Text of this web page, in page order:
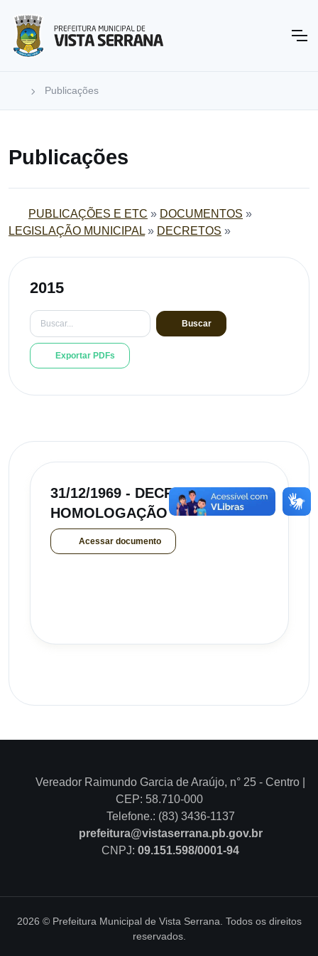
Publicações
Publicações
PUBLICAÇÕES E ETC » DOCUMENTOS »
LEGISLAÇÃO MUNICIPAL » DECRETOS »
2015
Buscar
Exportar PDFs
31/12/1969 - DECRETO
HOMOLOGAÇÃO
Acessar documento
Vereador Raimundo Garcia de Araújo, n° 25 - Centro |
CEP: 58.710-000
Telefone.: (83) 3436-1137
prefeitura@vistaserrana.pb.gov.br
CNPJ: 09.151.598/0001-94
2026 © Prefeitura Municipal de Vista Serrana. Todos os direitos
reservados.